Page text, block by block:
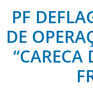
PF
DE
“CARECA